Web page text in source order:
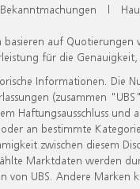
Bekanntmachungen |
auf
für die
Informationen. Die
(zusammen
Haftungsausschluss
an bestimmte
zwischen diesem
Marktdaten werden
von UBS. Andere Marken